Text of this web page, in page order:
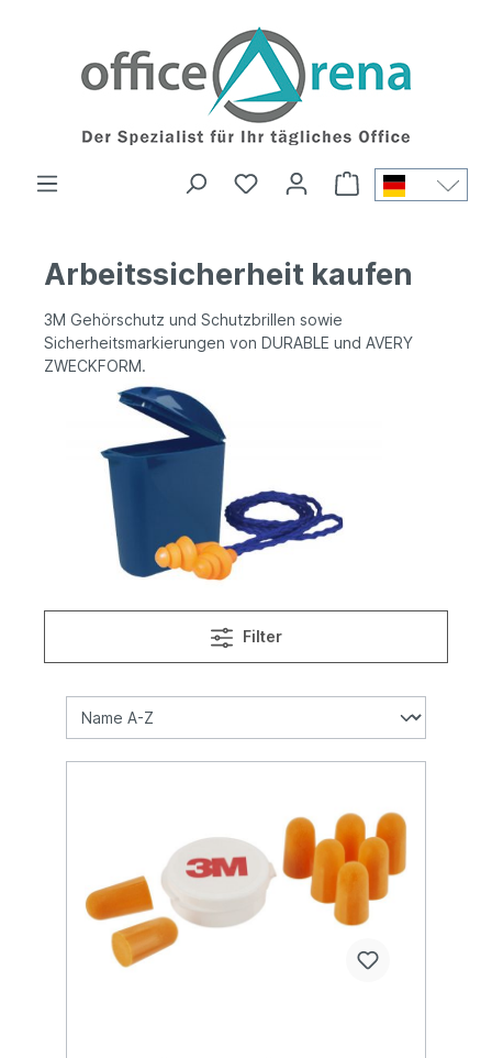
Arbeitssicherheit kaufen
3M Gehörschutz und Schutzbrillen sowie
Sicherheitsmarkierungen von DURABLE und AVERY
ZWECKFORM.
Filter